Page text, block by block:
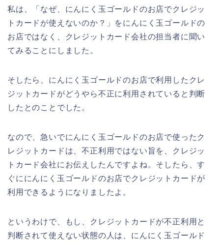
私は、「なぜ、にんにく玉ゴールドのお店でクレジッ
トカードが使えないのか？」をにんにく玉ゴールドの
お店ではなく、クレジットカード会社の担当者に聞い
てみることにしました。
そしたら、にんにく玉ゴールドのお店で利用したクレ
ジットカードがどうやら不正に利用されていると判断
したとのことでした。
なので、急いでにんにく玉ゴールドのお店で使ったク
レジットカードは、不正利用ではない旨を、クレジッ
トカード会社にお伝えしたんですよね。そしたら、す
ぐににんにく玉ゴールドのお店でクレジットカードが
利用できるようになりましたよ。
というわけで、もし、クレジットカードが不正利用と
判断されて使えない状態の人は、にんにく玉ゴールド